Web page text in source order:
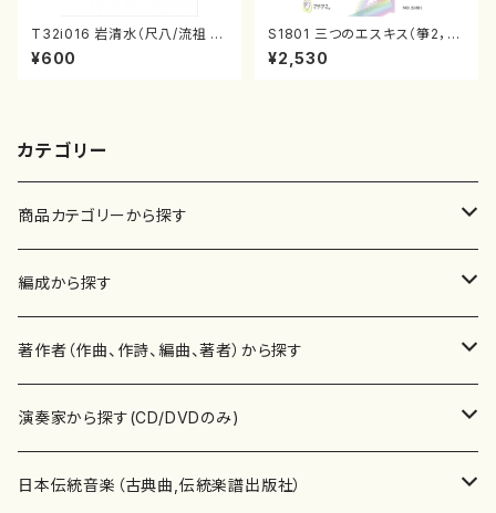
T32i016 岩清水（尺八/流祖 中
尾都山/楽譜）都山：15
¥600
S1801 三つのエスキス（箏2，1
7/清水 脩/楽譜）
¥2,530
カテゴリー
商品カテゴリーから探す
楽譜
書籍
書籍
テキストブック
CD・DVD
チケット
編成から探す
邦楽器
箏・琴（ソロ）
箏・琴（合奏）
合唱
混声合唱
歌・声
著作者（作曲、作詩、編曲、著者）から探す
あ行
青木省三(アオキ ショウゾウ)
か行
演奏家から探す(CD/DVDのみ)
邦楽（箏、三味線、尺八等）演奏家
日本伝統音楽（古典曲,伝統楽譜出版社）